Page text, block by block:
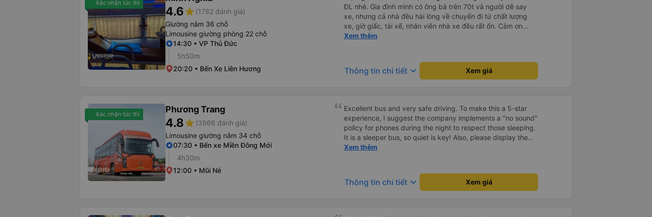
Xác nhận tức thì
4.6star (1782 đánh giá)
Giường nằm 36 chỗ
Limousine giường phòng 22 chỗ
14:30 • VP Thủ Đức
5h50m
20:20 • Bến Xe Liên Hương
ĐL nhé. Gia đình mình có ông bà trên 70t và người dễ say
xe, nhưng cả nhà đều hài lòng về chuyến đi từ chất lượng
xe, giờ giấc, tài xế, nhân viên nhà xe đều rất ổn. Cảm ơn
Thread City đã giới thiệu cho mình hãng xe giữa một rừng
mà cả nhà khoẻ re ko ai mệt mỏi gì cả
Xem thêm
Thông tin chi tiết keyboard_arrow_down Xem giá
Xác nhận tức thì Phương Trang
4.8star (3966 đánh giá)
Limousine giường nằm 34 chỗ
07:30 • Bến xe Miền Đông Mới
4h30m
12:00 • Mũi Né
Excellent bus and very safe driving. To make this a 5-star
experience, I suggest the company implements a "no sound"
policy for phones during the night to respect those sleeping.
It is a sleeper bus, so quiet is key! Also, please display the
Wi-Fi password clearly inside the cabin for convenience. I
hơn, tôi góp ý nhà xe nên có quy định rõ ràng về việc giữ im
lặng (tắt âm thanh điện thoại) vào ban đêm để tránh làm
Tôi vẫn sẽ tiếp tục ủng hộ nhà xe trong tương lai!
Xem thêm
Thông tin chi tiết keyboard_arrow_down Xem giá